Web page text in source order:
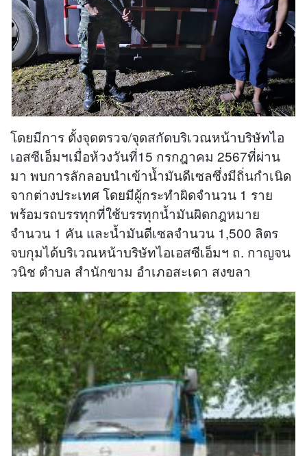
โดยมีการ ตั้งจุดตรวจ/จุดสกัดบริเวณหน้าบริษัทไอ
เอสซีเอ็มฯเมื่อห้วงวันที่15 กรกฎาคม 2567ที่ผ่าน
มา พบการลักลอบนำเข้าน้ำมันดีเซลซึ่งมีถิ่นกำเนิด
จากต่างประเทศ โดยมีผู้กระทำผิดจำนวน 1 ราย
พร้อมรถบรรทุกที่ใช้บรรทุกน้ำมันผิดกฎหมาย
จำนวน 1 คัน และน้ำมันดีเซลจำนวน 1,500 ลิตร
จบกุมได้บริเวณหน้าบริษัทไอเอสซีเอ็มฯ ถ. กาญจน
วนิช ตำบล สำนักขาม อำเภอสะเดา สงขลา